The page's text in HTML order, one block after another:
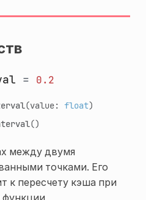
= 0.2
(value: float)
()
между двумя
точками. Его
к пересчету кэша при